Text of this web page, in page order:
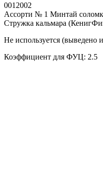
0012002
Ассорти № 1 Минтай
Стружка кальмара
Не используется (выведено
Коэффициент для ФУЦ: 2.5